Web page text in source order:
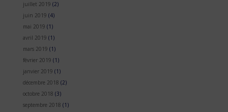
juillet 2019 (2)
juin 2019 (4)
mai 2019 (1)
avril 2019 (1)
mars 2019 (1)
février 2019 (1)
janvier 2019 (1)
décembre 2018 (2)
octobre 2018 (3)
septembre 2018 (1)